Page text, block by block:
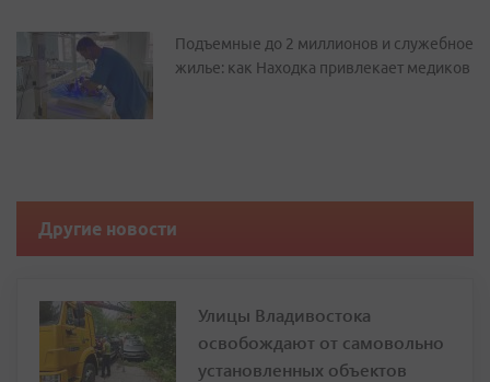
Подъемные до 2 миллионов и служебное
жилье: как Находка привлекает медиков
Другие новости
Улицы Владивостока
освобождают от самовольно
установленных объектов